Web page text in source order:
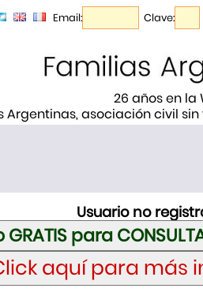
Email: Clave:
26 años en la
Argentinas, asociación civil
Usuario no